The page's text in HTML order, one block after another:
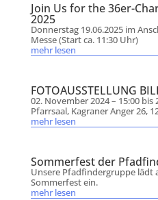
Join Us for the 36er-
2025
Donnerstag 19.06.2025 im
Messe (Start ca. 11:30 Uhr)
mehr lesen
FOTOAUSSTELLUNG
02. November 2024 – 15:00 bis
Pfarrsaal, Kagraner Anger 26,
mehr lesen
Sommerfest der
Unsere Pfadfindergruppe lädt
Sommerfest ein.
mehr lesen